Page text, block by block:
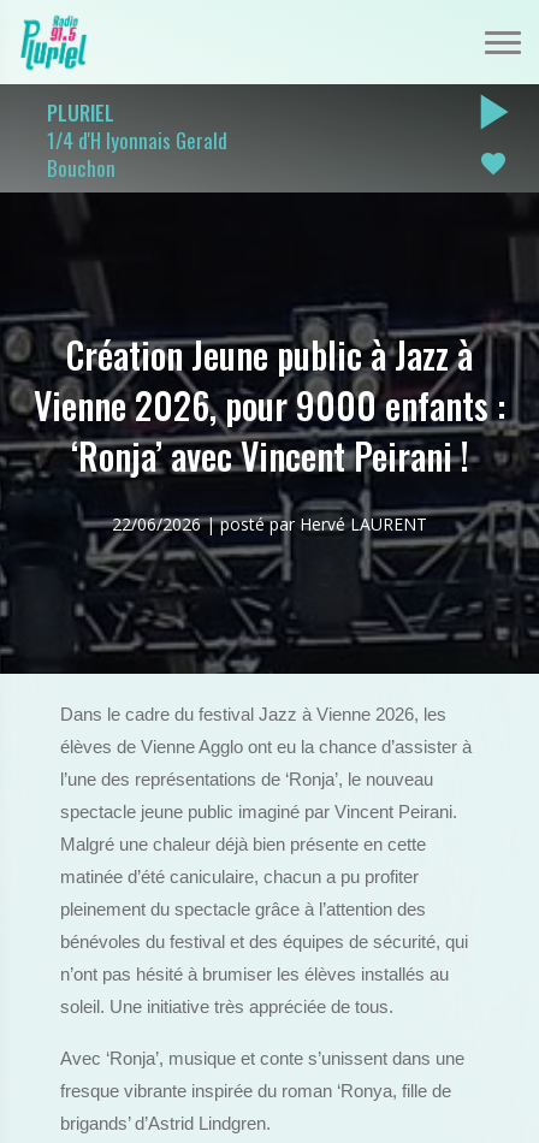
PLURIEL
1/4 d'H lyonnais Gerald
Bouchon
play_arrow
favorite
Création Jeune public à Jazz à
Vienne 2026, pour 9000 enfants :
‘Ronja’ avec Vincent Peirani !
22/06/2026 | posté par Hervé LAURENT
Dans le cadre du festival Jazz à Vienne 2026, les
élèves de Vienne Agglo ont eu la chance d’assister à
l’une des représentations de ‘Ronja’, le nouveau
spectacle jeune public imaginé par Vincent Peirani.
Malgré une chaleur déjà bien présente en cette
matinée d’été caniculaire, chacun a pu profiter
pleinement du spectacle grâce à l’attention des
bénévoles du festival et des équipes de sécurité, qui
n’ont pas hésité à brumiser les élèves installés au
soleil. Une initiative très appréciée de tous.
Avec ‘Ronja’, musique et conte s’unissent dans une
fresque vibrante inspirée du roman ‘Ronya, fille de
brigands’ d’Astrid Lindgren.